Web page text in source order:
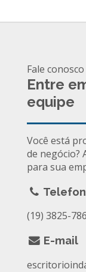
Fale conosco
Entre
equipe
Você está
de negócio?
para sua
(19) 3825-
E-mail